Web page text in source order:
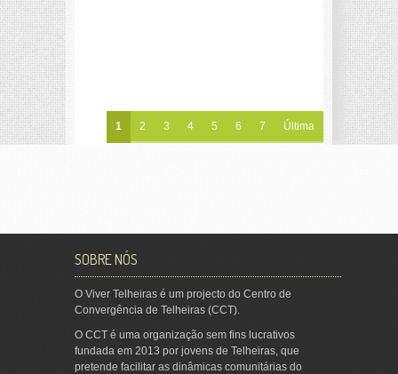
1 2 3 4 5 6 7 Última
SOBRE NÓS
O Viver Telheiras é um projecto do Centro de
Convergência de Telheiras (CCT).
O CCT é uma organização sem fins lucrativos
fundada em 2013 por jovens de Telheiras, que
pretende facilitar as dinâmicas comunitárias do